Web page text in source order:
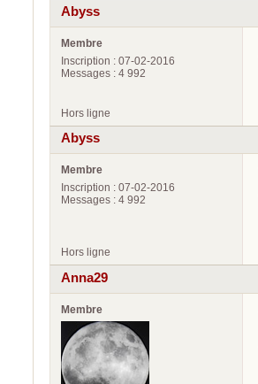
Abyss
Membre
Inscription : 07-02-2016
Messages : 4 992
Hors ligne
Abyss
Membre
Inscription : 07-02-2016
Messages : 4 992
Hors ligne
Anna29
Membre